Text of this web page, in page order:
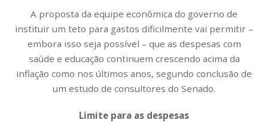
A proposta da equipe econômica do governo de
instituir um teto para gastos dificilmente vai permitir –
embora isso seja possível – que as despesas com
saúde e educação continuem crescendo acima da
inflação como nos últimos anos, segundo conclusão de
um estudo de consultores do Senado.
Limite para as despesas